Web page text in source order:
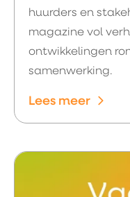
huurders en
magazine vol
ontwikkelingen
samenwerking.
Lees meer